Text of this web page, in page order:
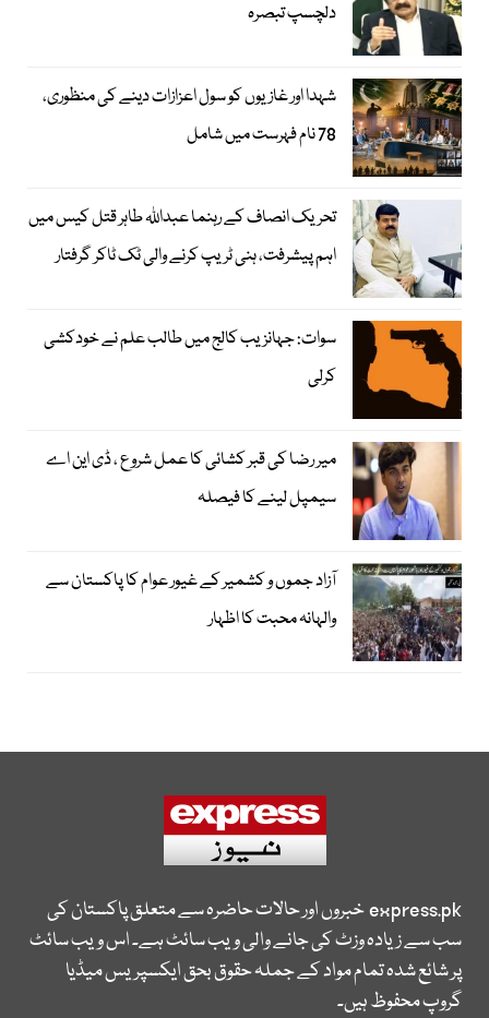
دلچسپ تبصرہ
شہدا اور غازیوں کو سول اعزازات دینے کی منظوری،
78 نام فہرست میں شامل
تحریک انصاف کے رہنما عبداللہ طاہر قتل کیس میں
اہم پیشرفت، ہنی ٹریپ کرنے والی ٹک ٹاکر گرفتار
سوات: جہانزیب کالج میں طالب علم نے خودکشی
کرلی
میر رضا کی قبر کشائی کا عمل شروع ، ڈی این اے
سیمپل لینے کا فیصلہ
آزاد جموں و کشمیر کے غیور عوام کا پاکستان سے
والہانہ محبت کا اظہار
express.pkخبروں اور حالات حاضرہ سے متعلق پاکستان کی
سب سے زیادہ وزٹ کی جانے والی ویب سائٹ ہے۔ اس ویب سائٹ
پر شائع شدہ تمام مواد کے جملہ حقوق بحق ایکسپریس میڈیا
گروپ محفوظ ہیں۔